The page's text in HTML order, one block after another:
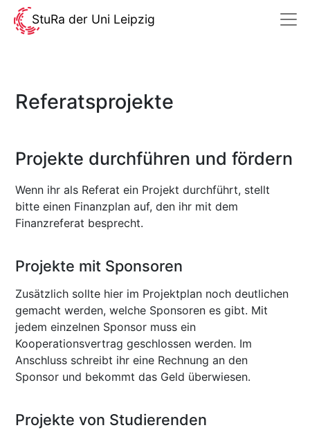
StuRa der Uni Leipzig
Referatsprojekte
Projekte durchführen und fördern
Wenn ihr als Referat ein Projekt durchführt, stellt
bitte einen Finanzplan auf, den ihr mit dem
Finanzreferat besprecht.
Projekte mit Sponsoren
Zusätzlich sollte hier im Projektplan noch deutlichen
gemacht werden, welche Sponsoren es gibt. Mit
jedem einzelnen Sponsor muss ein
Kooperationsvertrag geschlossen werden. Im
Anschluss schreibt ihr eine Rechnung an den
Sponsor und bekommt das Geld überwiesen.
Projekte von Studierenden